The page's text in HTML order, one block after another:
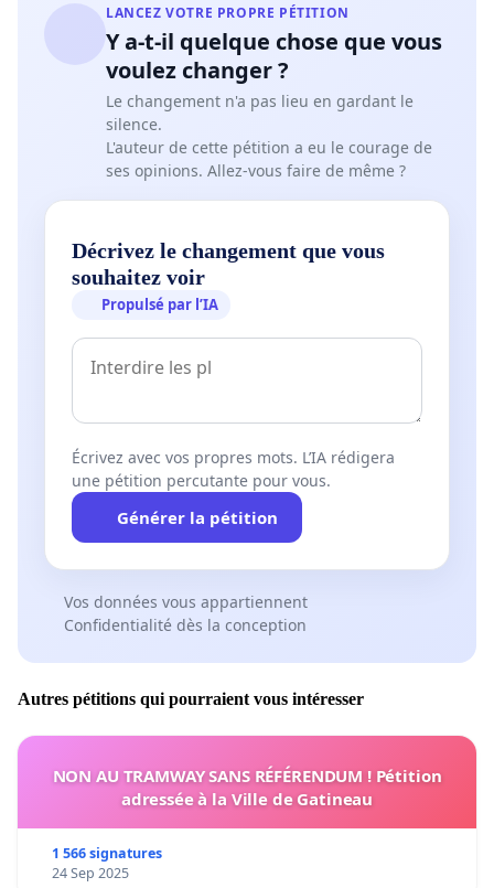
LANCEZ VOTRE PROPRE PÉTITION
Y a-t-il quelque chose que vous
voulez changer ?
Le changement n'a pas lieu en gardant le
silence.
L'auteur de cette pétition a eu le courage de
ses opinions. Allez-vous faire de même ?
Décrivez le changement que vous
souhaitez voir
Propulsé par l’IA
Écrivez avec vos propres mots. L’IA rédigera
une pétition percutante pour vous.
Générer la pétition
Vos données vous appartiennent
Confidentialité dès la conception
Autres pétitions qui pourraient vous intéresser
NON AU TRAMWAY SANS RÉFÉRENDUM ! Pétition
adressée à la Ville de Gatineau
1 566 signatures
24 Sep 2025